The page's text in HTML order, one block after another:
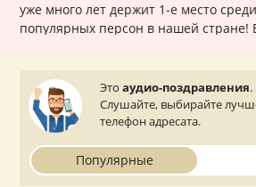
уже много лет держит 1-е место
популярных персон в нашей
самых заказываемых именных
лично обращаются к каждой
очень приятное впечатление.
и звонок от президента поступит на
близкой или знакомой Татьяне.
Этоаудио-поздравления.
Слушайте, выбирайте
телефон адресата.
Популярные